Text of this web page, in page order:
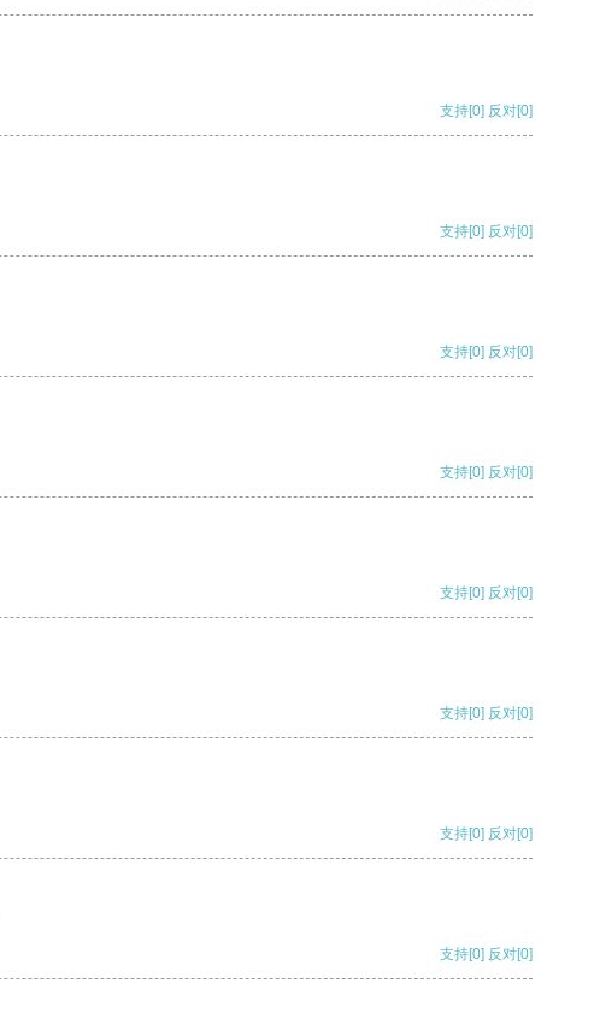
支持[0] 反对[0]
支持[0] 反对[0]
支持[0] 反对[0]
支持[0] 反对[0]
支持[0] 反对[0]
支持[0] 反对[0]
支持[0] 反对[0]
支持[0] 反对[0]